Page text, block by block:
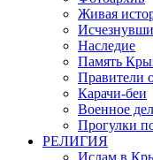
Живая
Наследие
Память
Правители
Карачи-беи
Военное
Прогулки
РЕЛИГИЯ
Ислам в